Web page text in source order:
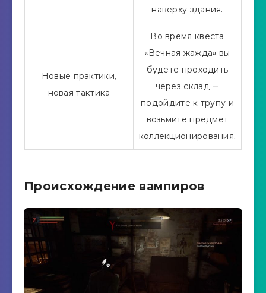
наверху здания.
Новые практики,
новая тактика
Во время квеста
«Вечная жажда» вы
будете проходить
через склад —
подойдите к трупу и
возьмите предмет
коллекционирования.
Происхождение вампиров